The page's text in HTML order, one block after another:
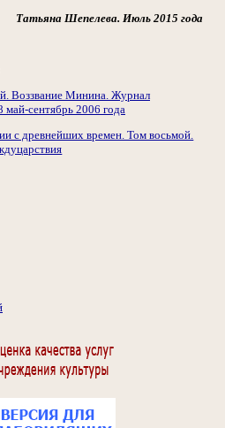
Татьяна Шепелева. Июль 2015 года
Воззвание Минина. Журнал
сентябрь 2006 года
с древнейших времен. Том восьмой.